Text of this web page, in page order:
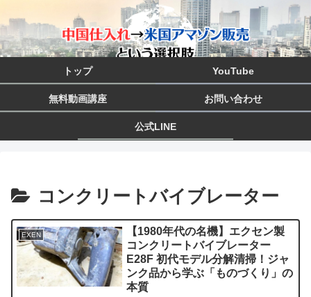
トップ YouTube
無料動画講座 お問い合わせ
公式LINE
コンクリートバイブレーター
EXEN
【1980年代の名機】エクセン製
コンクリートバイブレーター
E28F 初代モデル分解清掃！ジャ
ンク品から学ぶ「ものづくり」の
本質